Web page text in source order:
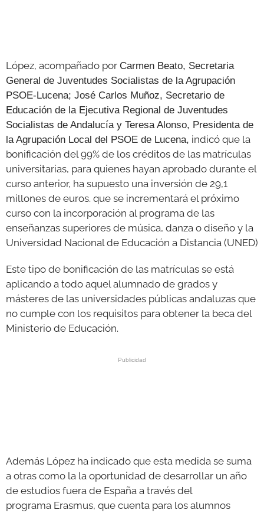
López, acompañado por Carmen Beato, Secretaria
General de Juventudes Socialistas de la Agrupación
PSOE-Lucena; José Carlos Muñoz, Secretario de
Educación de la Ejecutiva Regional de Juventudes
Socialistas de Andalucía y Teresa Alonso, Presidenta de
la Agrupación Local del PSOE de Lucena, indicó que la
bonificación del 99% de los créditos de las matrículas
universitarias, para quienes hayan aprobado durante el
curso anterior, ha supuesto una inversión de 29,1
millones de euros. que se incrementará el próximo
curso con la incorporación al programa de las
enseñanzas superiores de música, danza o diseño y la
Universidad Nacional de Educación a Distancia (UNED)
Este tipo de bonificación de las matrículas se está
aplicando a todo aquel alumnado de grados y
másteres de las universidades públicas andaluzas que
no cumple con los requisitos para obtener la beca del
Ministerio de Educación.
Además López ha indicado que esta medida se suma
a otras como la la oportunidad de desarrollar un año
de estudios fuera de España a través del
programa Erasmus, que cuenta para los alumnos